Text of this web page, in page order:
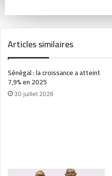
Articles similaires
Sénégal : la croissance a atteint
7,9% en 2025
30 juillet 2026